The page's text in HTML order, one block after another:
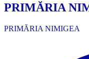
PRIMĂRIA
PRIMĂRIA NIMIGEA